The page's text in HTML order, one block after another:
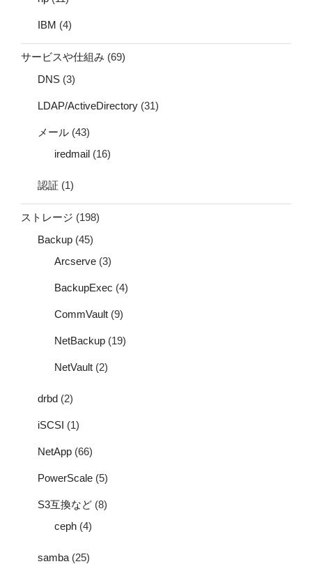
IBM (4)
サービスや仕組み (69)
DNS (3)
LDAP/ActiveDirectory (31)
メール (43)
iredmail (16)
認証 (1)
ストレージ (198)
Backup (45)
Arcserve (3)
BackupExec (4)
CommVault (9)
NetBackup (19)
NetVault (2)
drbd (2)
iSCSI (1)
NetApp (66)
PowerScale (5)
S3互換など (8)
ceph (4)
samba (25)